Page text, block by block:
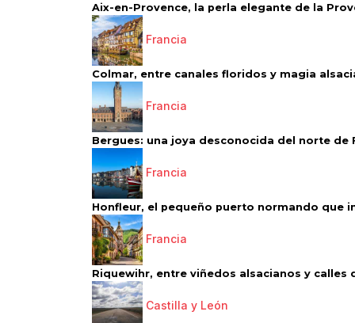
Aix-en-Provence, la perla elegante de la
Francia
Colmar, entre canales floridos y magia
Francia
Bergues: una joya desconocida del norte de
Francia
Honfleur, el pequeño puerto normando que
Francia
Riquewihr, entre viñedos alsacianos y calles
Castilla y León